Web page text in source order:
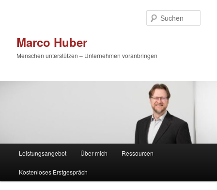
Marco Huber
Menschen unterstützen – Unternehmen voranbringen
Leistungsangebot Über mich Ressourcen
Kostenloses Erstgespräch